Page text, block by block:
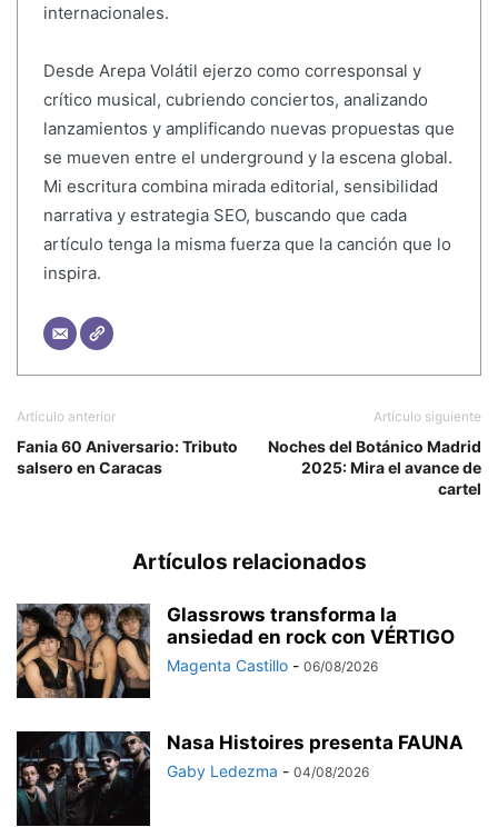
internacionales.
Desde Arepa Volátil ejerzo como corresponsal y
crítico musical, cubriendo conciertos, analizando
lanzamientos y amplificando nuevas propuestas que
se mueven entre el underground y la escena global.
Mi escritura combina mirada editorial, sensibilidad
narrativa y estrategia SEO, buscando que cada
artículo tenga la misma fuerza que la canción que lo
inspira.
Artículo anterior
Fania 60 Aniversario: Tributo
salsero en Caracas
Artículo siguiente
Noches del Botánico Madrid
2025: Mira el avance de
cartel
Artículos relacionados
Glassrows transforma la
ansiedad en rock con VÉRTIGO
Magenta Castillo - 06/08/2026
Nasa Histoires presenta FAUNA
Gaby Ledezma - 04/08/2026